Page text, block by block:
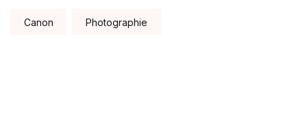
Tags:Canon Photographie